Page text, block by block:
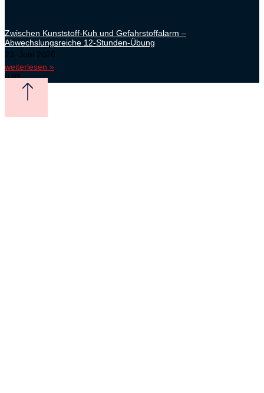
Zwischen Kunststoff-Kuh und Gefahrstoffalarm –
Abwechslungsreiche 12-Stunden-Übung
23. Juni 2026
weiterlesen »